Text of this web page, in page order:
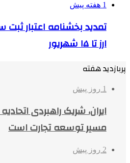
1 هفته پیش
تمدید بخشنامه اعتبار
ارز تا ۱۵ شهریور
پربازدید هفته
1 روز پیش
ایران، شریک راهبردی
مسیر توسعه تجارت است
2 روز پیش